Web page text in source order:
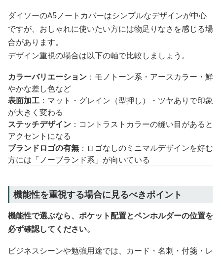
ダイソーのA5ノートカバーはシンプルなデザインが中心
ですが、おしゃれに使いたい方には物足りなさを感じる場
合があります。
デザイン重視の場合は以下の軸で比較しましょう。
カラーバリエーション ：モノトーン系・アースカラー・鮮
やかな差し色など
表面加工 ：マット・グレイン（型押し）・ツヤありで印象
が大きく変わる
ステッチデザイン ：コントラストカラーの縫い目があると
アクセントになる
ブランドロゴの有無 ：ロゴなしのミニマルデザインを好む
方には「ノーブランド系」が向いている
機能性を重視する場合に見るべきポイント
機能性で選ぶなら、ポケット配置とペンホルダーの位置を
必ず確認してください。
ビジネスシーンや勉強用途では、カード・名刺・付箋・レ